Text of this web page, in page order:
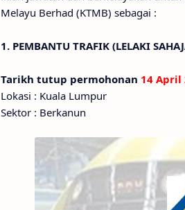
Melayu Berhad (KTMB) sebagai :
1. PEMBANTU TRAFIK (LELAKI
Tarikh tutup permohonan 14 April
Lokasi : Kuala Lumpur
Sektor : Berkanun